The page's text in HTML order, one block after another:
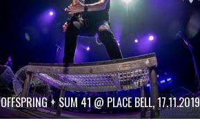
+ SUM 41 @ PLACE BELL, 17.11.2019